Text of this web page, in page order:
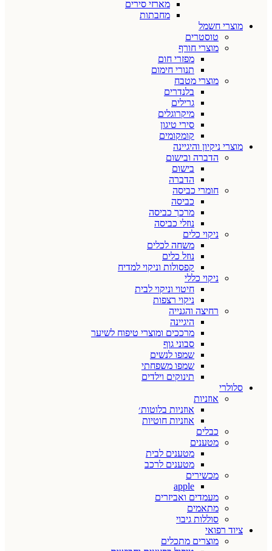
מארזי סירים
מחבתות
מוצרי חשמל
טוסטרים
מוצרי חורף
מפזרי חום
תנורי חימום
מוצרי מטבח
בלנדרים
גרילים
מיקרוגלים
סירי טיגון
קומקומים
מוצרי ניקיון והיגיינה
הדברה ובישום
בישום
הדברה
חומרי כביסה
כביסה
מרכך כביסה
נוזלי כביסה
ניקוי כלים
משחה לכלים
נוזל כלים
קפסולות וניקוי למדיח
ניקוי כללי
חיטוי וניקוי לבית
ניקוי רצפות
רחיצה והגנייה
היגיינה
מרככים ומוצרי טיפוח לשיער
סבוני גוף
שמפו לנשים
שמפו משפחתי
תינוקים וילדים
סלולרי
אוזניות
אוזניות בלוטות׳
אוזניות חוטיות
כבלים
מטענים
מטענים לבית
מטענים לרכב
מכשירים
apple
מעמדים ואביזרים
מתאמים
סוללות גיבוי
ציוד רפואי
מוצרים מתכלים